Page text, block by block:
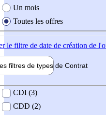
Un mois
Toutes les offres
le filtre de date de création de
filtres de types de Contrat
contrat
CDI (3)
CDD (2)